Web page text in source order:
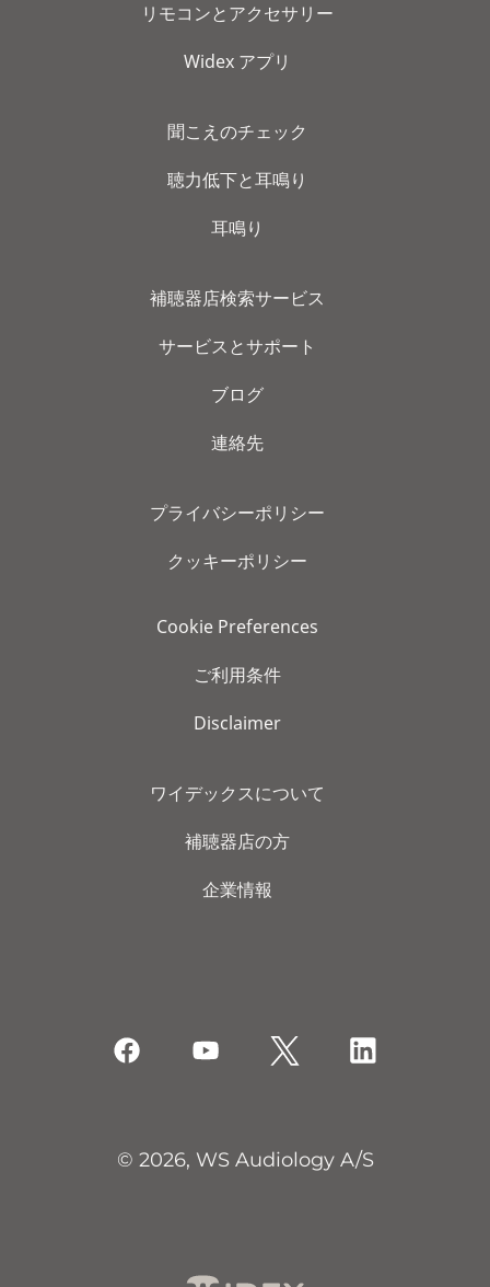
リモコンとアクセサリー
Widex アプリ
聞こえのチェック
聴力低下と耳鳴り
耳鳴り
補聴器店検索サービス
サービスとサポート
ブログ
連絡先
プライバシーポリシー
クッキーポリシー
Cookie Preferences
ご利用条件
Disclaimer
ワイデックスについて
補聴器店の方
企業情報
© 2026, WS Audiology A/S